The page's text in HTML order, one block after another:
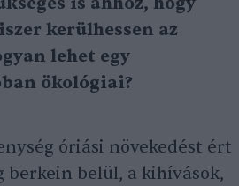
kerülhessen az
lehet egy
ökológiai?
óriási növekedést ért
berkein belül, a kihívások,